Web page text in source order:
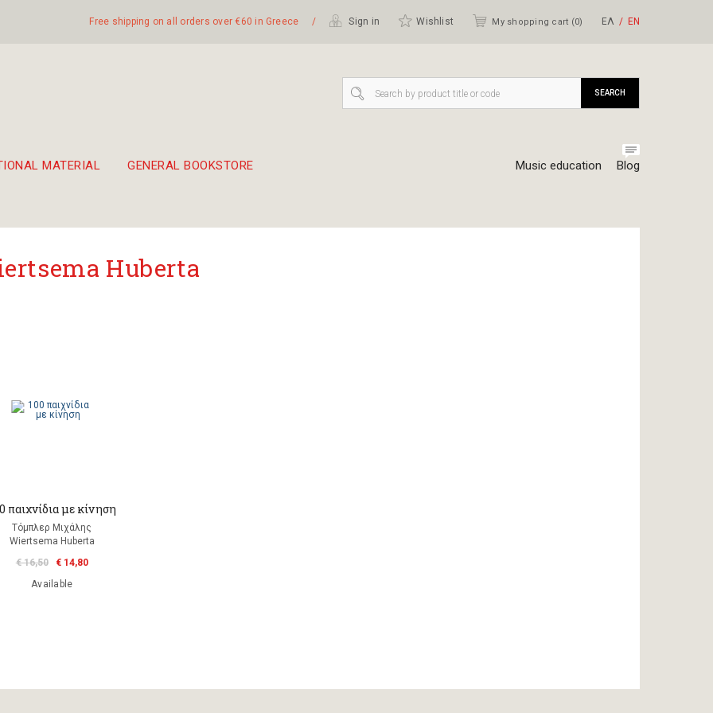
Free shipping on all orders over €60 in Greece / Sign in Wishlist My shopping cart (0) ΕΛ ΕΝ
MATERIAL GENERAL BOOKSTORE Music education Blog
SEARCH
Huberta
παιχνίδια με κίνηση
Τόμπλερ Μιχάλης
Wiertsema Huberta
€ 16,50
€ 14,80
Available